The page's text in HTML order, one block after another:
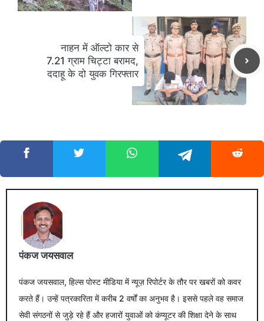
नाहन में ऑल्टो कार से
7.21 ग्राम चिट्टा बरामद,
ददाहू के दो युवक गिरफ्तार
पंकज जयसवाल
पंकज जयसवाल, हिल्स पोस्ट मीडिया में न्यूज़ रिपोर्टर के तौर पर खबरों को कवर
करते हैं। उन्हें पत्रकारिता में करीब 2 वर्षों का अनुभव है। इससे पहले वह समाज
सेवी संगठनों से जुड़े रहे हैं और हजारों युवाओं को कंप्यूटर की शिक्षा देने के साथ